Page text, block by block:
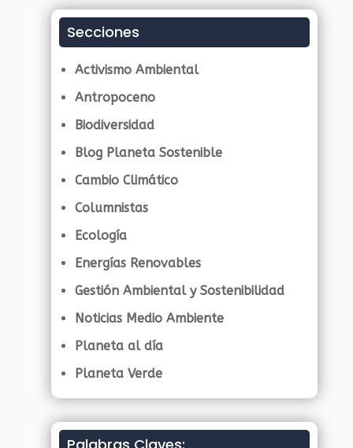
Secciones
Activismo Ambiental
Antropoceno
Biodiversidad
Blog Planeta Sostenible
Cambio Climático
Columnistas
Ecología
Energías Renovables
Gestión Ambiental y Sostenibilidad
Noticias Medio Ambiente
Planeta al día
Planeta Verde